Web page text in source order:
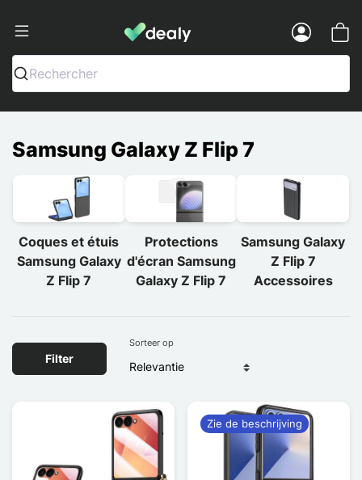
Dealy - Telefoonhoesjes en
Rechercher
Samsung Galaxy Z Flip 7
Coques et étuis
Samsung Galaxy
Z Flip 7
Protections
d'écran Samsung
Galaxy Z Flip 7
Samsung Galaxy
Z Flip 7
Accessoires
Filter
Sorteer op
Zie de beschrijving